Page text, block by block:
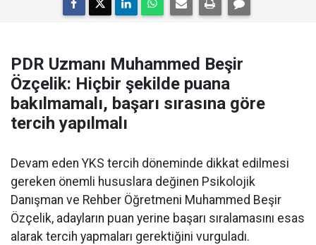
PDR Uzmanı Muhammed Beşir
Özçelik: Hiçbir şekilde puana
bakılmamalı, başarı sırasına göre
tercih yapılmalı
Devam eden YKS tercih döneminde dikkat edilmesi
gereken önemli hususlara değinen Psikolojik
Danışman ve Rehber Öğretmeni Muhammed Beşir
Özçelik, adayların puan yerine başarı sıralamasını esas
alarak tercih yapmaları gerektiğini vurguladı.